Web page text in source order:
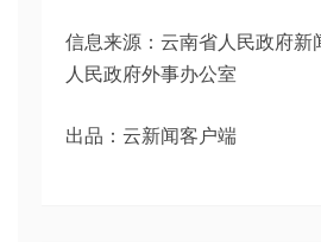
信息来源：云南省人民政府新
人民政府外事办公室
出品：云新闻客户端